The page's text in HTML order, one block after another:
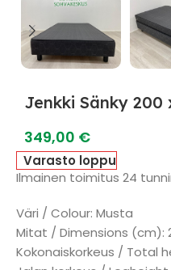
Jenkki Sänky 200
349,00 €
Varasto loppu
Ilmainen toimitus 24
Väri / Colour: Musta
Mitat / Dimensions (cm):
Kokonaiskorkeus / Total